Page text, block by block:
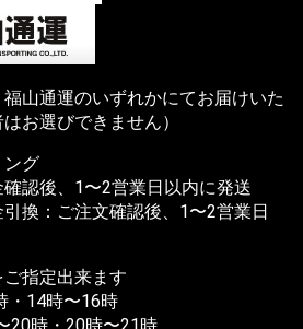
山通運のいずれかにてお届けいた
お選びできません）
グ
確認後、1〜2営業日以内に発送
引換：ご注文確認後、1〜2営業日
指定出来ます
・14時〜16時
20時・20時〜21時